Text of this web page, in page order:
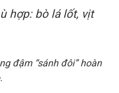
hợp: bò lá lốt, vịt
đậm “sánh đôi” hoàn